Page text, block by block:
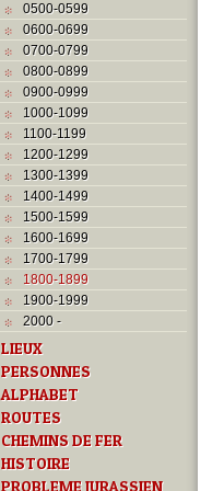
0500-0599
0600-0699
0700-0799
0800-0899
0900-0999
1000-1099
1100-1199
1200-1299
1300-1399
1400-1499
1500-1599
1600-1699
1700-1799
1800-1899
1900-1999
2000 -
LIEUX
PERSONNES
ALPHABET
ROUTES
CHEMINS DE FER
HISTOIRE
PROBLEME JURASSIEN